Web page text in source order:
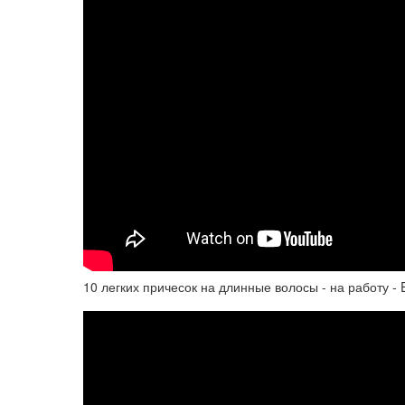
10 легких причесок на длинные волосы - на работу -